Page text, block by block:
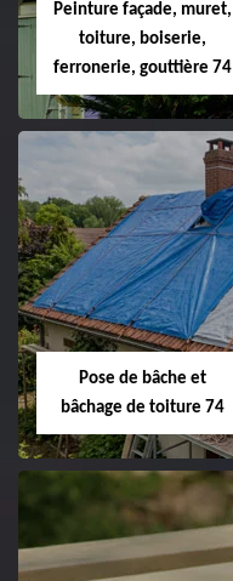
Peinture façade, muret,
toiture, boiserie,
ferronerie, gouttière 74
Pose de bâche et
bâchage de toiture 74